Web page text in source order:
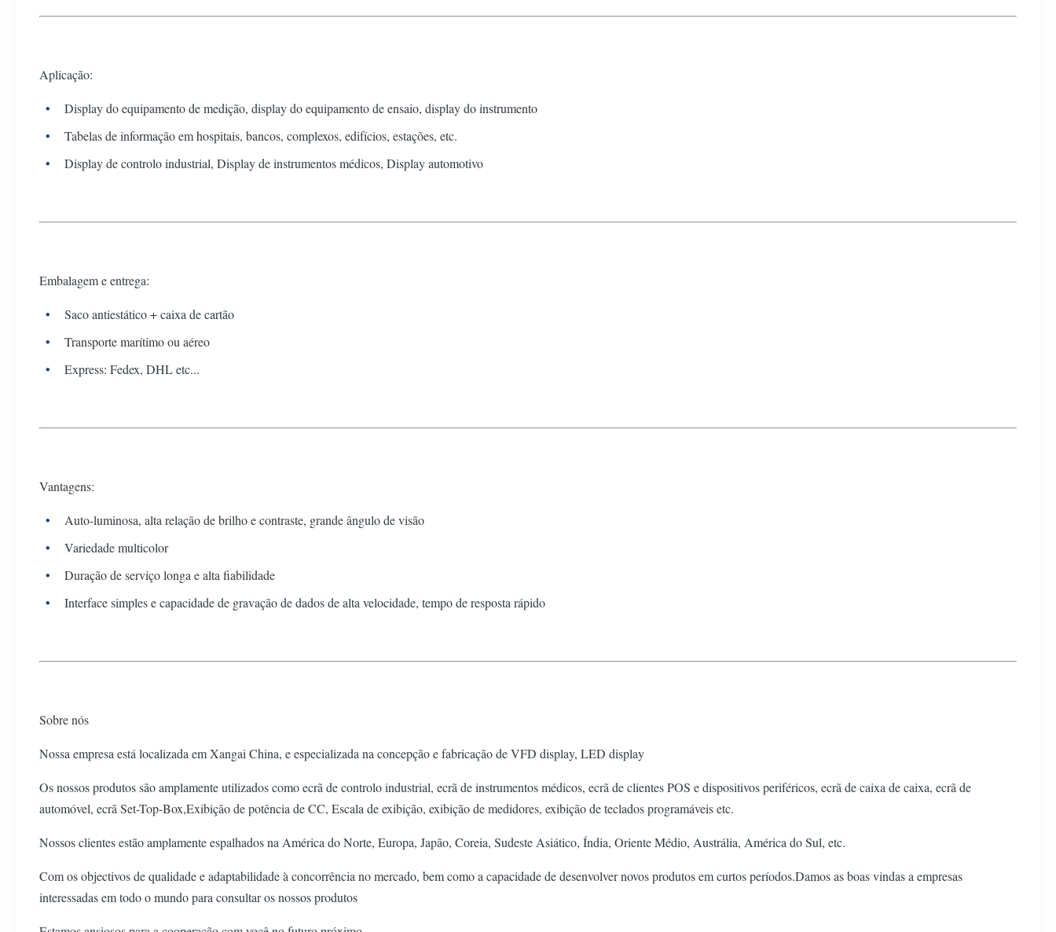
Aplicação:
Display do equipamento de medição, display do equipamento de ensaio, display do instrumento
Tabelas de informação em hospitais, bancos, complexos, edifícios, estações, etc.
Display de controlo industrial, Display de instrumentos médicos, Display automotivo
Embalagem e entrega:
Saco antiestático + caixa de cartão
Transporte marítimo ou aéreo
Express: Fedex, DHL etc...
Vantagens:
Auto-luminosa, alta relação de brilho e contraste, grande ângulo de visão
Variedade multicolor
Duração de serviço longa e alta fiabilidade
Interface simples e capacidade de gravação de dados de alta velocidade, tempo de resposta rápido
Sobre nós
Nossa empresa está localizada em Xangai China, e especializada na concepção e fabricação de VFD display, LED display
Os nossos produtos são amplamente utilizados como ecrã de controlo industrial, ecrã de instrumentos médicos, ecrã de clientes POS e dispositivos periféricos, ecrã de caixa de caixa, ecrã de
automóvel, ecrã Set-Top-Box,Exibição de potência de CC, Escala de exibição, exibição de medidores, exibição de teclados programáveis etc.
Nossos clientes estão amplamente espalhados na América do Norte, Europa, Japão, Coreia, Sudeste Asiático, Índia, Oriente Médio, Austrália, América do Sul, etc.
Com os objectivos de qualidade e adaptabilidade à concorrência no mercado, bem como a capacidade de desenvolver novos produtos em curtos períodos.Damos as boas vindas a empresas
interessadas em todo o mundo para consultar os nossos produtos